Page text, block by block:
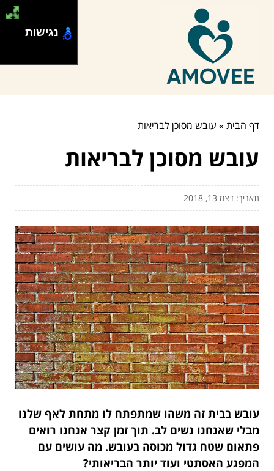
דף הבית» עובש מסוכן לבריאות
עובש מסוכן לבריאות
תאריך: דצמ 13, 2018
עובש בבית זה משהו שמתפתח לו מתחת לאף שלנו
מבלי שאנחנו נשים לב. תוך זמן קצר אנחנו רואים
פתאום שטח גדול מכוסה בעובש. מה עושים עם
המפגע האסתטי ועוד יותר הבריאותי?
נגישות